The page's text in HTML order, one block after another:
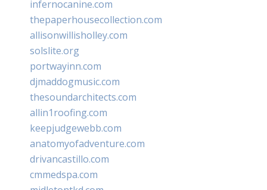
infernocanine.com
thepaperhousecollection.com
allisonwillisholley.com
solslite.org
portwayinn.com
djmaddogmusic.com
thesoundarchitects.com
allin1roofing.com
keepjudgewebb.com
anatomyofadventure.com
drivancastillo.com
cmmedspa.com